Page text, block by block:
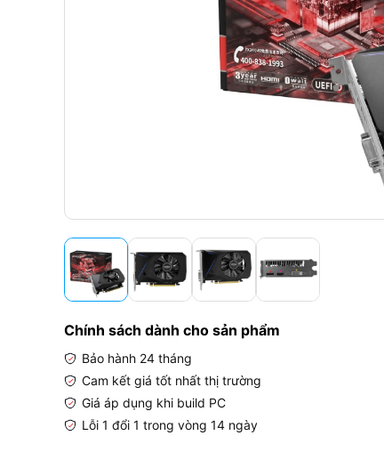
Chính sách dành cho sản phẩm
Bảo hành 24 tháng
Cam kết giá tốt nhất thị trường
Giá áp dụng khi build PC
Lỗi 1 đổi 1 trong vòng 14 ngày